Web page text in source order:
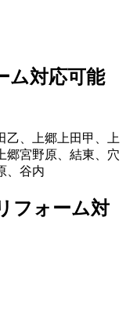
ム対応可能
乙 上郷上田甲
上
上郷宮野原 結東
穴
谷内
フォーム対